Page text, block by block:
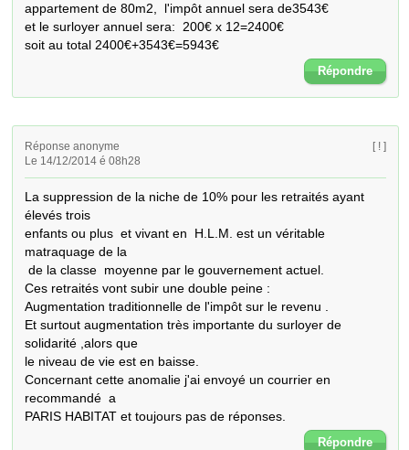
appartement de 80m2,  l'impôt annuel sera de3543€
et le surloyer annuel sera:  200€ x 12=2400€
soit au total 2400€+3543€=5943€
Répondre
Réponse anonyme
Le 14/12/2014 é 08h28
[ ! ]
La suppression de la niche de 10% pour les retraités ayant
élevés trois
enfants ou plus  et vivant en  H.L.M. est un véritable
matraquage de la
de la classe  moyenne par le gouvernement actuel.
Ces retraités vont subir une double peine :
Augmentation traditionnelle de l'impôt sur le revenu .
Et surtout augmentation très importante du surloyer de
solidarité ,alors que
le niveau de vie est en baisse.
Concernant cette anomalie j'ai envoyé un courrier en
recommandé  a
PARIS HABITAT et toujours pas de réponses.
Répondre